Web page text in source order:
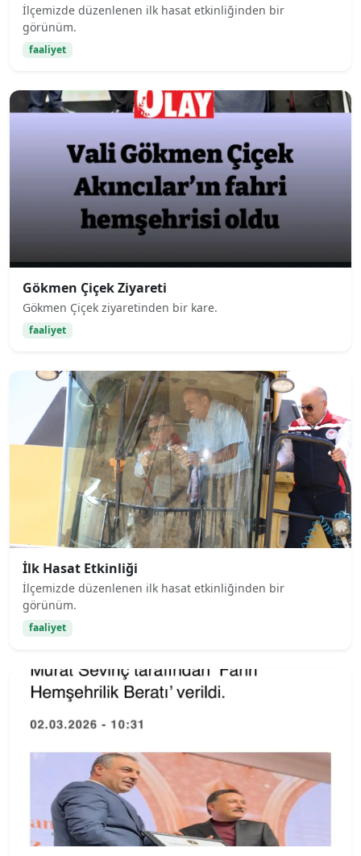
İlçemizde düzenlenen ilk hasat etkinliğinden bir
görünüm.
faaliyet
Gökmen Çiçek Ziyareti
Gökmen Çiçek ziyaretinden bir kare.
faaliyet
İlk Hasat Etkinliği
İlçemizde düzenlenen ilk hasat etkinliğinden bir
görünüm.
faaliyet